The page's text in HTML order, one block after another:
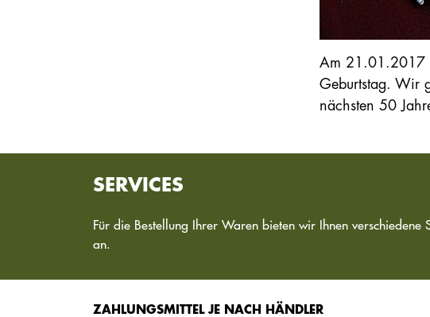
Am 21.01.2017
Geburtstag. Wir
nächsten 50
SERVICES
Für die Bestellung Ihrer Waren bieten wir Ihnen verschiedene
an.
ZAHLUNGSMITTEL JE NACH HÄNDLER